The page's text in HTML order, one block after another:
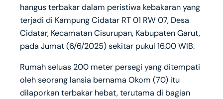
hangus terbakar dalam peristiwa kebakaran yang
terjadi di Kampung Cidatar RT 01 RW 07, Desa
Cidatar, Kecamatan Cisurupan, Kabupaten Garut,
pada Jumat (6/6/2025) sekitar pukul 16.00 WIB.
Rumah seluas 200 meter persegi yang ditempati
oleh seorang lansia bernama Okom (70) itu
dilaporkan terbakar hebat, terutama di bagian